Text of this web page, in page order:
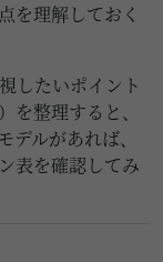
を理解しておく
したいポイント
を整理すると、
ルがあれば、
表を確認してみ